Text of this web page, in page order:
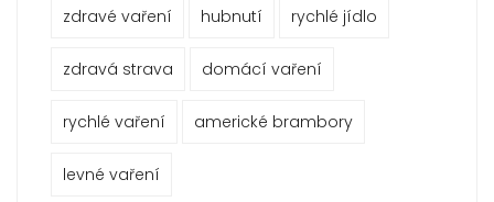
zdravé vaření hubnutí rychlé jídlo
zdravá strava domácí vaření
rychlé vaření americké brambory
levné vaření